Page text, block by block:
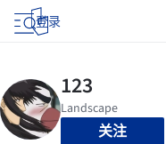
登录
关注